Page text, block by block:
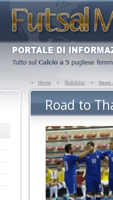
» Home » Rubriche » News
Road to